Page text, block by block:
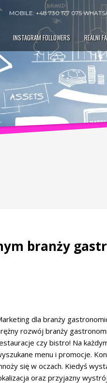
MOBILE: +48 730 177 075
INSTAGRAM FOLLOWERS REALNI
branży
dla branży
rozwój branży
czy bistro! Na
menu i promocje.
się w oczach. Kiedyś
oraz przyjazny